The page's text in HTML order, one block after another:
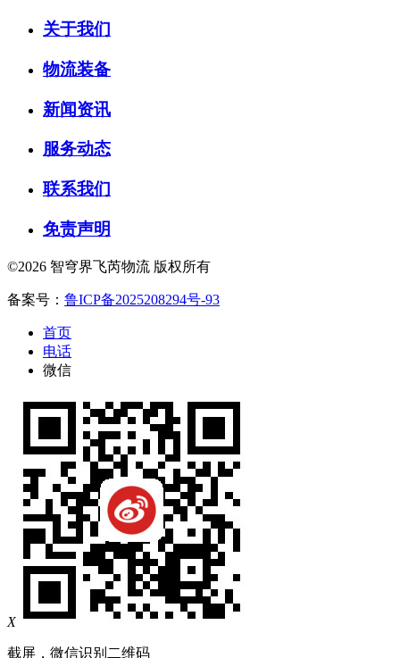
关于我们
物流装备
新闻资讯
服务动态
联系我们
免责声明
©2026 智穹界飞芮物流 版权所有
备案号： 鲁ICP备2025208294号-93
首页
电话
微信
X
截屏，微信识别二维码